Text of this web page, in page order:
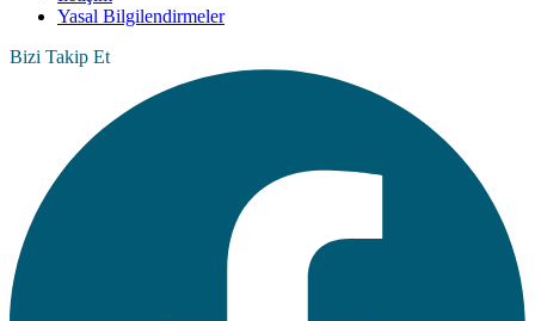
Yasal Bilgilendirmeler
Bizi Takip Et